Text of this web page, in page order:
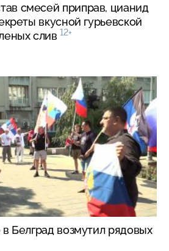
смесей приправ, цианид
вкусной гурьевской
слив 12+
в Белград возмутил рядовых